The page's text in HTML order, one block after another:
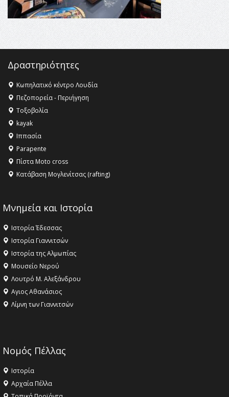
16:18 -ΕΝΟΡΙΑΚΕΣ ΚΑΛΟΚΑΙΡΙΝΕΣ ΔΡΑΣΕΙΣ ΓΙΑ ΠΑΙΔΙΑ
ΣΤΗΝ ΕΔΕΣΣΑ
Δραστηριότητες
Κωπηλατικό κέντρο Λουδία
Πεζοπορεία - Περιήγηση
Τοξοβολία
kayak
Ιππασία
Parapente
Πίστα Moto cross
Κατάβαση Μογλενίτσας (rafting)
Μνημεία και Ιστορία
Ιστορία Έδεσσας
Ιστορία Γιαννιτσών
Ιστορία της Αλμωπίας
Μουσείο Νερού
Λουτρό Μ. Αλεξάνδρου
Αγιος Αθανάσιος
Λίμνη των Γιαννιτσών
Νομός Πέλλας
Ιστορία
Αρχαία Πέλλα